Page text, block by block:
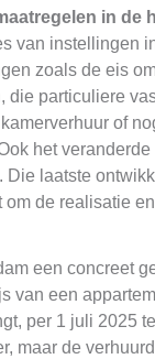
in de
van instellingen
zoals de eis
die particuliere
of
het
laatste
de realisatie
een concreet
van een
per 1 juli 2025
maar de